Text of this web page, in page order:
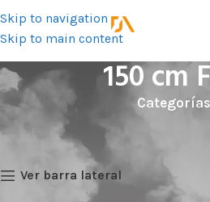
Skip to navigation
Skip to main content
MENÚ
150 cm
Categorías
Talla del producto
Mostrando el único resultado
Ver barra lateral